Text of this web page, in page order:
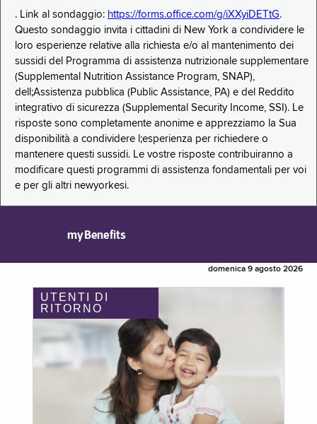
. Link al sondaggio: https://forms.office.com/g/iXXyiDETtG.
Questo sondaggio invita i cittadini di New York a condividere le
loro esperienze relative alla richiesta e/o al mantenimento dei
sussidi del Programma di assistenza nutrizionale supplementare
(Supplemental Nutrition Assistance Program, SNAP),
dell;Assistenza pubblica (Public Assistance, PA) e del Reddito
integrativo di sicurezza (Supplemental Security Income, SSI). Le
risposte sono completamente anonime e apprezziamo la Sua
disponibilità a condividere l;esperienza per richiedere o
mantenere questi sussidi. Le vostre risposte contribuiranno a
modificare questi programmi di assistenza fondamentali per voi
e per gli altri newyorkesi.
myBenefits
domenica 9 agosto 2026
UTENTI DI
RITORNO